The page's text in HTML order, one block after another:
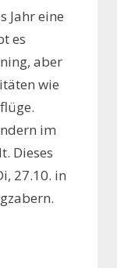
Jahr eine
es
aber
wie
im
Dieses
27.10. in